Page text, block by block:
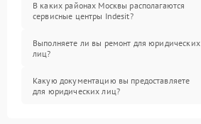
В каких районах Москвы располагаются
сервисные центры Indesit?
Выполняете ли вы ремонт для юридических
лиц?
Какую документацию вы предоставляете
для юридических лиц?